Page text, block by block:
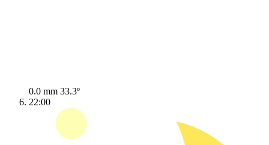
0.0 mm 33.3º
22:00